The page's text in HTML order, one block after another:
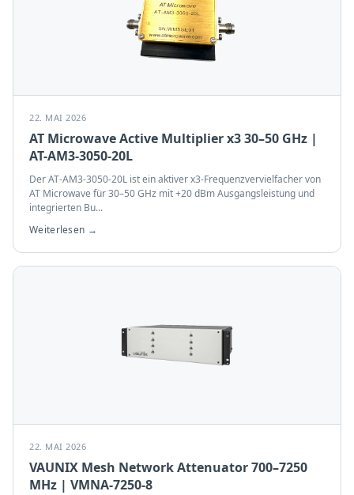
22. MAI 2026
AT Microwave Active Multiplier x3 30–50 GHz |
AT-AM3-3050-20L
Der AT-AM3-3050-20L ist ein aktiver x3-Frequenzvervielfacher von
AT Microwave für 30–50 GHz mit +20 dBm Ausgangsleistung und
integrierten Bu...
Weiterlesen →
22. MAI 2026
VAUNIX Mesh Network Attenuator 700–7250
MHz | VMNA-7250-8